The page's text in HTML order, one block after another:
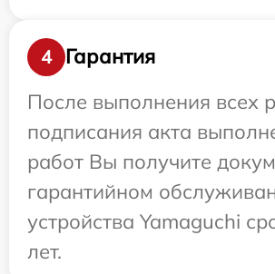
4
Гарантия
После выполнения всех
подписания акта
работ Вы получите
гарантийном
устройства Yamaguchi
лет.